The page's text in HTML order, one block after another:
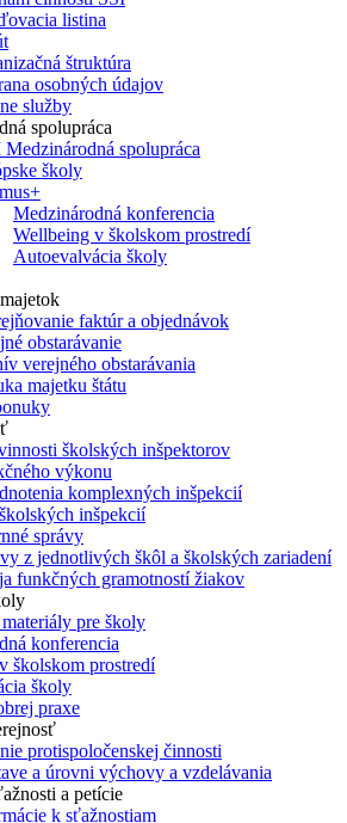
listina
štruktúra
osobných údajov
služby
spolupráca
Medzinárodná spolupráca
školy
Medzinárodná konferencia
Wellbeing v školskom prostredí
Autoevalvácia školy
faktúr a objednávok
obstarávanie
verejného obstarávania
majetku štátu
školských inšpektorov
výkonu
komplexných inšpekcií
inšpekcií
správy
z jednotlivých škôl a školských zariadení
funkčných gramotností žiakov
pre školy
konferencia
školskom prostredí
školy
praxe
protispoločenskej činnosti
a úrovni výchovy a vzdelávania
a petície
k sťažnostiam